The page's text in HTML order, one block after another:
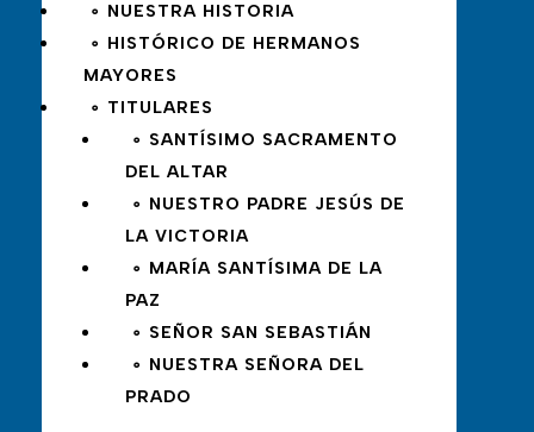
∘ NUESTRA HISTORIA
∘ HISTÓRICO DE HERMANOS
MAYORES
∘ TITULARES
∘ SANTÍSIMO SACRAMENTO
DEL ALTAR
∘ NUESTRO PADRE JESÚS DE
LA VICTORIA
∘ MARÍA SANTÍSIMA DE LA
PAZ
∘ SEÑOR SAN SEBASTIÁN
∘ NUESTRA SEÑORA DEL
PRADO